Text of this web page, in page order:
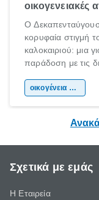
οικογενειακές
Ο
κορυφαία στιγμή
καλοκαιριού: μια
παράδοση με τις
χώρας. Είτεοικογένεια & παιδί
Σχετικά με εμάς
Η Εταιρεία